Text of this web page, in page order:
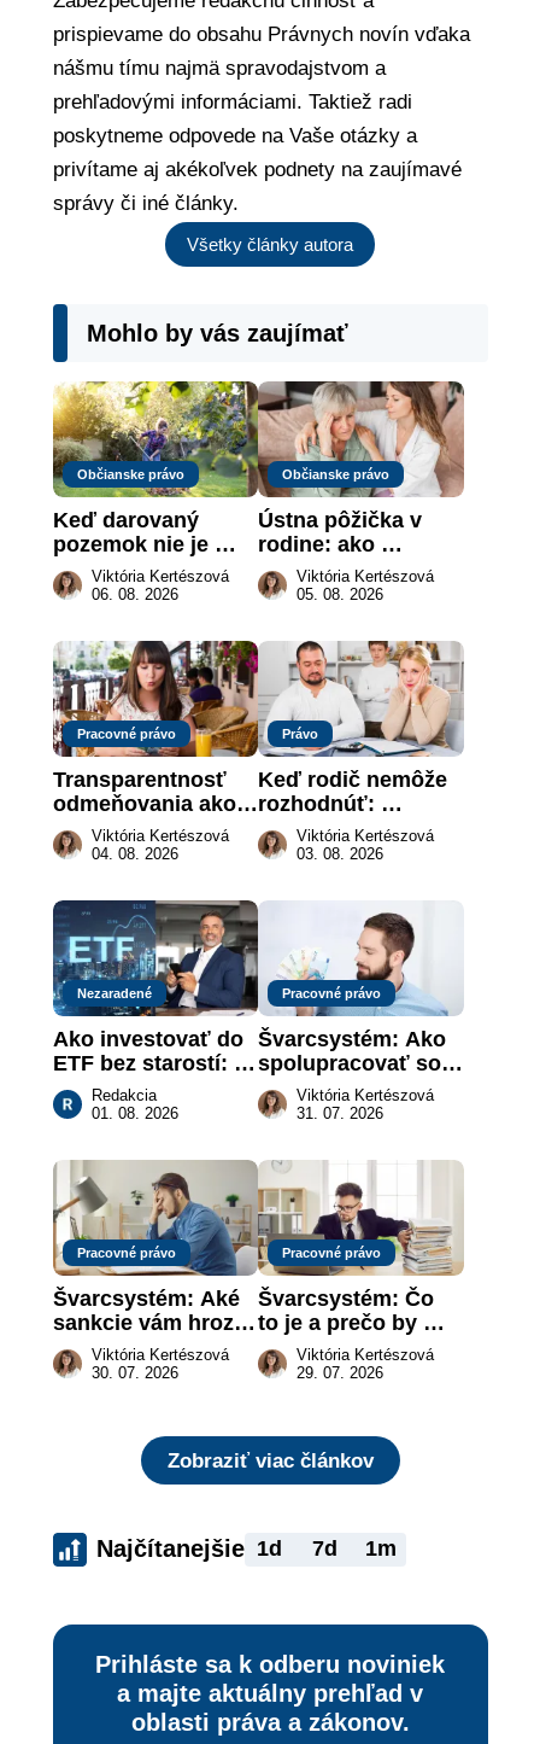
prispievame do obsahu Právnych novín vďaka
nášmu tímu najmä spravodajstvom a
prehľadovými informáciami. Taktiež radi
poskytneme odpovede na Vaše otázky a
privítame aj akékoľvek podnety na zaujímavé
správy či iné články.
Všetky články autora
Mohlo by vás zaujímať
Občianske právo
Keď darovaný
pozemok nie je
„hotová vec“: kedy
môže darca žiadať
Viktória Kertészová
06. 08. 2026
Občianske právo
Ústna pôžička v
rodine: ako
vymôcť peniaze,
keď na papieri nie
Viktória Kertészová
05. 08. 2026
Pracovné právo
Transparentnosť
odmeňovania ako
právna povinnosť:
revolúcia na
práce
Viktória Kertészová
04. 08. 2026
Právo
Keď rodič nemôže
rozhodnúť:
nahradenie prejavu
vôle súdom v
Viktória Kertészová
03. 08. 2026
Nezaradené
Ako investovať do
ETF bez starostí:
Investičné plány,
ktoré urobia prácu
Redakcia
01. 08. 2026
Pracovné právo
Švarcsystém: Ako
spolupracovať so
živnostníkom
legálne a bez
Viktória Kertészová
31. 07. 2026
Pracovné právo
Švarcsystém: Aké
sankcie vám hrozia
a prečo nestačí
zaplatiť pokutu?
Viktória Kertészová
30. 07. 2026
Pracovné právo
Švarcsystém: Čo
to je a prečo by
vás to malo
zaujímať
Viktória Kertészová
29. 07. 2026
Zobraziť viac článkov
Najčítanejšie 1d 7d 1m
Prihláste sa k odberu noviniek
a majte aktuálny prehľad v
oblasti práva a zákonov.